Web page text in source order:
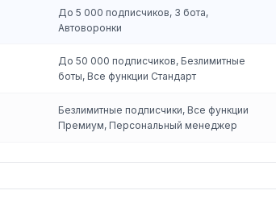
До 5 000 подписчиков, 3 бота,
Автоворонки
До 50 000 подписчиков, Безлимитные
боты, Все функции Стандарт
Безлимитные подписчики, Все функции
Премиум, Персональный менеджер